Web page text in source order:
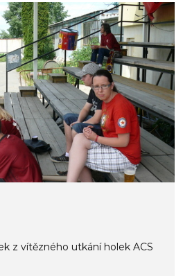
z vítězného utkání holek ACS